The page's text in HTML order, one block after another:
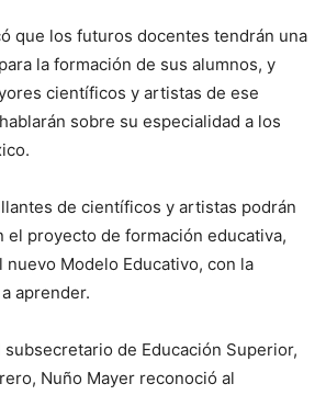
que los futuros docentes tendrán una
la formación de sus alumnos, y
científicos y artistas de ese
sobre su especialidad a los
de científicos y artistas podrán
el proyecto de formación educativa,
Modelo Educativo, con la
aprender.
de Educación Superior,
Nuño Mayer reconoció al